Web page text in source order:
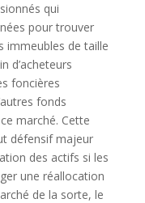
qui
pour trouver
immeubles de taille
d’acheteurs
foncières
fonds
marché. Cette
défensif majeur
des actifs si les
une réallocation
de la sorte, le